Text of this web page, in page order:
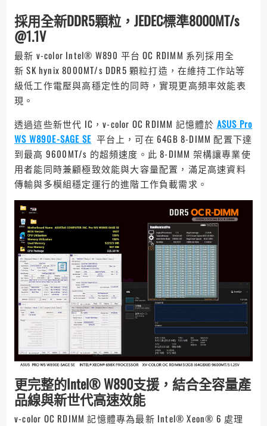
採用全新DDR5顆粒，JEDEC標準8000MT/s
@1.1V
最新 v-color Intel® W890 平台 OC RDIMM 系列採用全
新 SK hynix 8000MT/s DDR5 顆粒打造，在維持工作站等
級低工作電壓與高穩定性的同時，實現更高頻率效能表
現。
透過這些新世代 IC，v-color OC RDIMM 記憶體於 ASUS Pro
WS W890E-SAGE SE 平台上，可在 64GB 8-DIMM 配置下達
到最高 9600MT/s 的超頻速度。此 8-DIMM 架構讓專業使
用者能同時兼顧極致效能與大容量配置，滿足高速資料
傳輸與多模組穩定運行的進階工作負載需求。
更完整的Intel® W890支援，結合全容量產
品線與新世代高速效能
v-color OC RDIMM 記憶體專為最新 Intel® Xeon® 6 處理